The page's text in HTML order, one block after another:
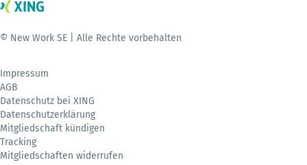
© New Work SE | Alle Rechte vorbehalten
Impressum
AGB
Datenschutz bei XING
Datenschutzerklärung
Mitgliedschaft kündigen
Tracking
Mitgliedschaften widerrufen